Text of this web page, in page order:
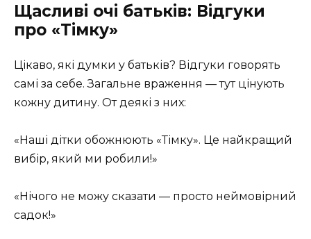
Щасливі очі батьків: Відгуки
про «Тімку»
Цікаво, які думки у батьків? Відгуки говорять
самі за себе. Загальне враження — тут цінують
кожну дитину. От деякі з них:
«Наші дітки обожнюють «Тімку». Це найкращий
вибір, який ми робили!»
«Нічого не можу сказати — просто неймовірний
садок!»